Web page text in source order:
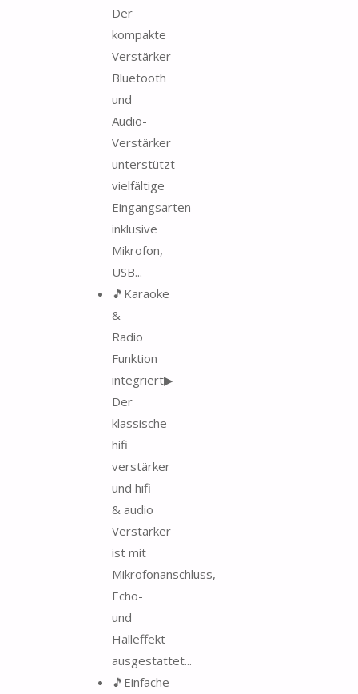
Der
kompakte
Verstärker
Bluetooth
und
Audio-
Verstärker
unterstützt
vielfältige
Eingangsarten
inklusive
Mikrofon,
USB...
🎵Karaoke
&
Radio
Funktion
integriert▶
Der
klassische
hifi
verstärker
und hifi
& audio
Verstärker
ist mit
Mikrofonanschluss,
Echo-
und
Halleffekt
ausgestattet...
🎵Einfache